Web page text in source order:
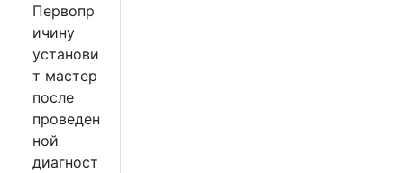
Первопр
ичину
установи
т мастер
после
проведен
ной
диагност